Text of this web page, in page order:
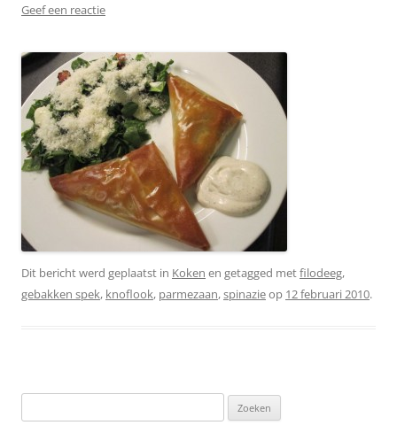
Geef een reactie
Dit bericht werd geplaatst in Koken en getagged metfilodeeg,
gebakken spek, knoflook, parmezaan,spinazieop 12 februari 2010.
naar: